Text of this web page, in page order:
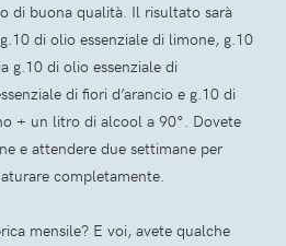
di buona qualità. Il risultato sarà
di olio essenziale di limone, g.10
g.10 di olio essenziale di
di fiori d’arancio e g.10 di
+ un litro di alcool a 90°. Dovete
e attendere due settimane per
completamente.
mensile? E voi, avete qualche